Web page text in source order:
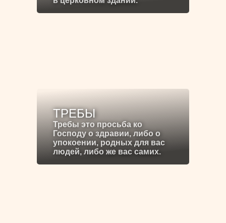
ТРЕБЫ
Требы это просьба ко
Господу о здравии, либо о
упокоении, родных для вас
людей, либо же вас самих.